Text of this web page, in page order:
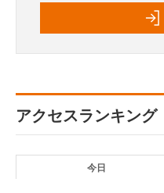
アクセスランキング
今日